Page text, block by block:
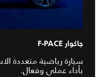
جاكوار F-PACE
سيارة رياضية متعددة
بأداء عملي وفعال.